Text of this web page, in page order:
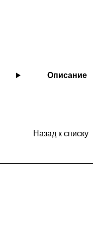
Описание
Назад к списку